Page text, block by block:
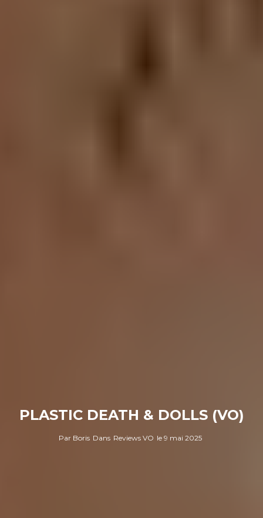
PLASTIC DEATH & DOLLS (VO)
Par Boris Dans Reviews VO le 9 mai 2025